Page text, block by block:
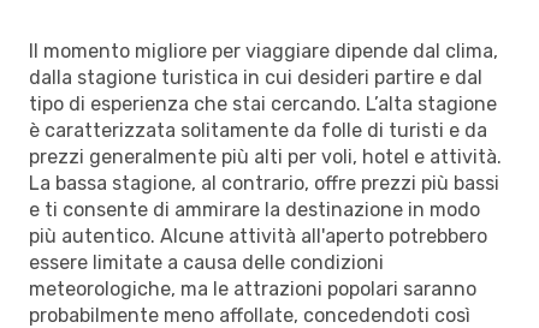
Il momento migliore per viaggiare dipende dal clima,
dalla stagione turistica in cui desideri partire e dal
tipo di esperienza che stai cercando. L’alta stagione
è caratterizzata solitamente da folle di turisti e da
prezzi generalmente più alti per voli, hotel e attività.
La bassa stagione, al contrario, offre prezzi più bassi
e ti consente di ammirare la destinazione in modo
più autentico. Alcune attività all'aperto potrebbero
essere limitate a causa delle condizioni
meteorologiche, ma le attrazioni popolari saranno
probabilmente meno affollate, concedendoti così